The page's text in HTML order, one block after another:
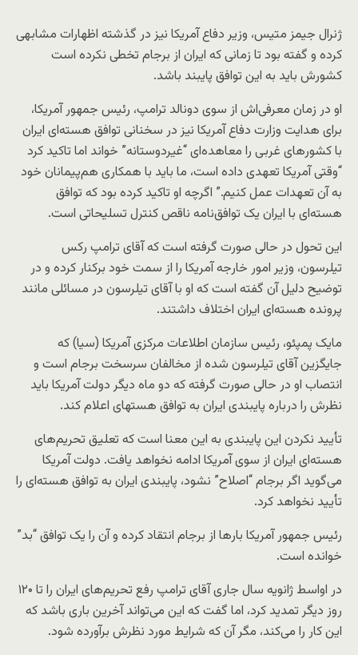
ژنرال جیمز متیس، وزیر دفاع آمریکا نیز در گذشته اظهارات مشابهی
کرده و گفته بود تا زمانی که ایران از برجام تخطی نکرده است
کشورش باید به این توافق پایبند باشد.
او در زمان معرفی‌اش از سوی دونالد ترامپ، رئیس جمهور آمریکا،
برای هدایت وزارت دفاع آمریکا نیز در سخنانی توافق هسته‌ای ایران
با کشورهای غربی را معاهده‌ای “غیردوستانه” خواند اما تاکید کرد
“وقتی آمریکا تعهدی داده است، ما باید با همکاری هم‌پیمانان خود
به آن تعهدات عمل کنیم.” اگرچه او تاکید کرده بود که توافق
هسته‌ای با ایران یک توافق‌نامه ناقص کنترل تسلیحاتی است.
این تحول در حالی صورت گرفته است که آقای ترامپ رکس
تیلرسون، وزیر امور خارجه آمریکا را از سمت خود برکنار کرده و در
توضیح دلیل آن گفته است که او با آقای تیلرسون در مسائلی مانند
پرونده هسته‌ای ایران اختلاف داشتند.
مایک پمپئو، رئیس سازمان اطلاعات مرکزی آمریکا (سیا) که
جایگزین آقای تیلرسون شده از مخالفان سرسخت برجام است و
انتصاب او در حالی صورت گرفته که دو ماه دیگر دولت آمریکا باید
نظرش را درباره پایبندی ایران به توافق هسته‎ای اعلام کند.
تأیید نکردن این پایبندی به این معنا است که تعلیق تحریم‌های
هسته‌ای ایران از سوی آمریکا ادامه نخواهد یافت. دولت آمریکا
می‌‎گوید اگر برجام “اصلاح” نشود، پایبندی ایران به توافق هسته‌ای را
تأیید نخواهد کرد.
رئیس جمهور آمریکا بارها از برجام انتقاد کرده و آن را یک توافق “بد”
خوانده است.
در اواسط ژانویه سال جاری آقای ترامپ رفع تحریم‌های ایران را تا ۱۲۰
روز دیگر تمدید کرد، اما گفت که این می‌تواند آخرین باری باشد که
این کار را می‌کند، مگر آن که شرایط مورد نظرش برآورده شود.